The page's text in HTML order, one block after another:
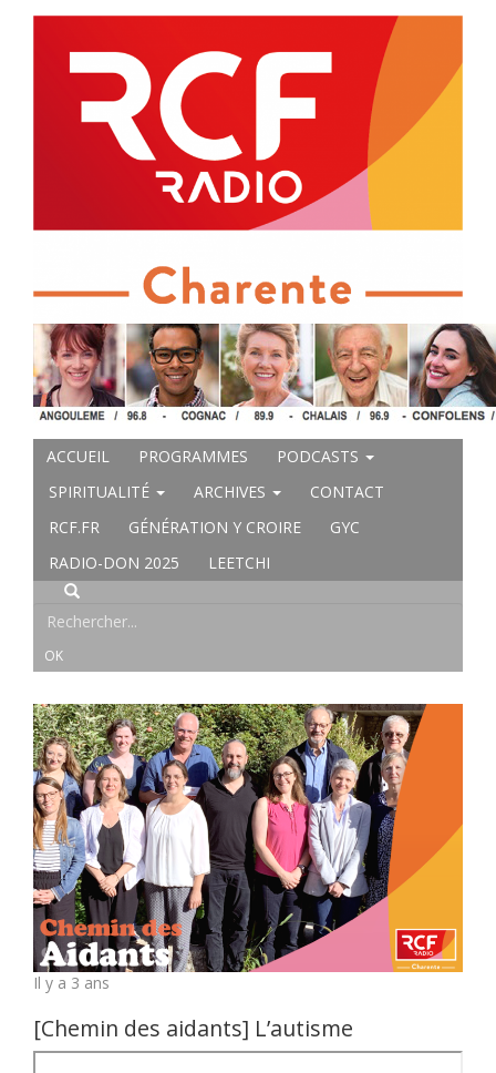
ACCUEIL PROGRAMMES
PODCASTS
SPIRITUALITÉ
ARCHIVES
CONTACT
RCF.FR
GÉNÉRATION Y CROIRE
GYC
RADIO-DON 2025
LEETCHI
Il y a 3 ans
[Chemin des aidants] L’autisme